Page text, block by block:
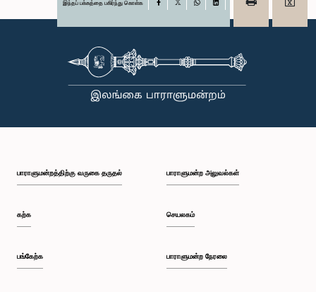
இந்தப் பக்கத்தை பகிர்ந்து கொள்க Facebook
பாராளுமன்றத்திற்கு வருகை தருதல்
கற்க
பங்கேற்க
பாராளுமன்ற அலுவல்கள்
செயலகம்
பாராளுமன்ற நேரலை